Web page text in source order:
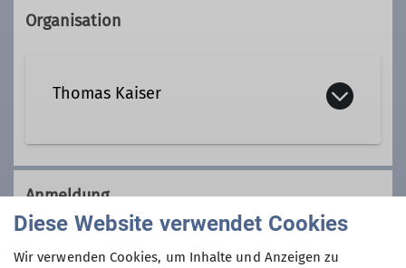
Organisation
Thomas Kaiser
Kontakt aufnehmen
Anmeldung
Diese Website verwendet Cookies
Wir verwenden Cookies, um Inhalte und Anzeigen zu